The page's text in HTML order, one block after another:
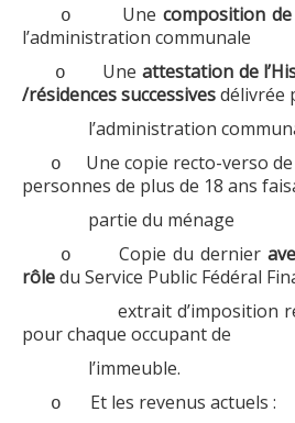
Réparations à charge de ...
Locataires
Conditions d'accès
Inscription et Documents à
Avantages
Quand vous devenez locataire...
Bail et Garantie locative
Droits et devoirs
Réparations à charge de ...
Liens utiles
Une composition
l’administration communale
Une attestation de
/résidences successivesdélivrée
Une copie recto-verso
personnes de plus de 18 ans
du ménage
o Copie du dernier
rôledu Service Public Fédéral
d’imposition
pour chaque occupant de
Et les revenus actuels :